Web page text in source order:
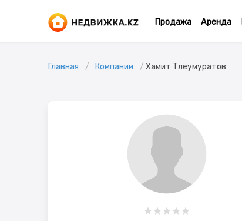
Продажа Аренда
Главная Компании Хамит Тлеумуратов